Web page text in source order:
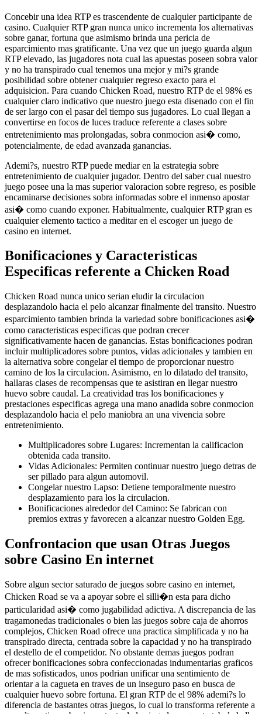
Concebir una idea RTP es trascendente de cualquier participante de
casino. Cualquier RTP gran nunca unico incrementa los alternativas
sobre ganar, fortuna que asimismo brinda una pericia de
esparcimiento mas gratificante. Una vez que un juego guarda algun
RTP elevado, las jugadores nota cual las apuestas poseen sobra valor
y no ha transpirado cual tenemos una mejor y mi?s grande
posibilidad sobre obtener cualquier regreso exacto para el
adquisicion. Para cuando Chicken Road, nuestro RTP de el 98% es
cualquier claro indicativo que nuestro juego esta disenado con el fin
de ser largo con el pasar del tiempo sus jugadores. Lo cual llegan a
convertirse en focos de luces traduce referente a clases sobre
entretenimiento mas prolongadas, sobra conmocion asi� como,
potencialmente, de edad avanzada ganancias.
Ademi?s, nuestro RTP puede mediar en la estrategia sobre
entretenimiento de cualquier jugador. Dentro del saber cual nuestro
juego posee una la mas superior valoracion sobre regreso, es posible
encaminarse decisiones sobra informadas sobre el inmenso apostar
asi� como cuando exponer. Habitualmente, cualquier RTP gran es
cualquier elemento tactico a meditar en el escoger un juego de
casino en internet.
Bonificaciones y Caracteristicas
Especificas referente a Chicken Road
Chicken Road nunca unico serian eludir la circulacion
desplazandolo hacia el pelo alcanzar finalmente del transito. Nuestro
esparcimiento tambien brinda la variedad sobre bonificaciones asi�
como caracteristicas especificas que podran crecer
significativamente hacen de ganancias. Estas bonificaciones podran
incluir multiplicadores sobre puntos, vidas adicionales y tambien en
la alternativa sobre congelar el tiempo de proporcionar nuestro
camino de los la circulacion. Asimismo, en lo dilatado del transito,
hallaras clases de recompensas que te asistiran en llegar nuestro
huevo sobre caudal. La creatividad tras los bonificaciones y
prestaciones especificas agrega una mano anadida sobre conmocion
desplazandolo hacia el pelo maniobra an una vivencia sobre
entretenimiento.
Multiplicadores sobre Lugares: Incrementan la calificacion
obtenida cada transito.
Vidas Adicionales: Permiten continuar nuestro juego detras de
ser pillado para algun automovil.
Congelar nuestro Lapso: Detiene temporalmente nuestro
desplazamiento para los la circulacion.
Bonificaciones alrededor del Camino: Se fabrican con
premios extras y favorecen a alcanzar nuestro Golden Egg.
Confrontacion que usan Otras Juegos
sobre Casino En internet
Sobre algun sector saturado de juegos sobre casino en internet,
Chicken Road se va a apoyar sobre el silli�n esta para dicho
particularidad asi� como jugabilidad adictiva. A discrepancia de las
tragamonedas tradicionales o bien las juegos sobre caja de ahorros
complejos, Chicken Road ofrece una practica simplificada y no ha
transpirado directa, centrada sobre la capacidad y no ha transpirado
el destello de el competidor. No obstante demas juegos podran
ofrecer bonificaciones sobra confeccionadas indumentarias graficos
de mas sofisticados, unos podrian unificar una sentimiento de
orientar a la cagueta en traves de un inseguro paso en busca de
cualquier huevo sobre fortuna. El gran RTP de el 98% ademi?s lo
diferencia de bastantes otras juegos, lo cual lo transforma referente a